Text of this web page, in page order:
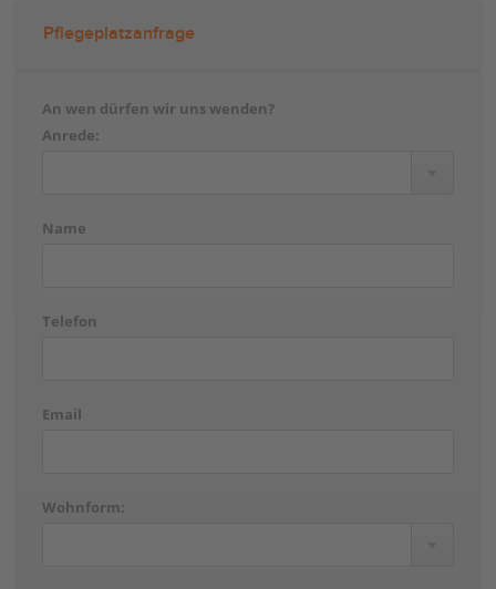
Pflegeplatzanfrage
An wen dürfen wir uns wenden?
Anrede:
Name
Telefon
Email
Wohnform: